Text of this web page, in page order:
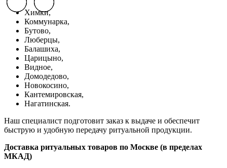
Химки,
Коммунарка,
Бутово,
Люберцы,
Балашиха,
Царицыно,
Видное,
Домодедово,
Новокосино,
Кантемировская,
Нагатинская.
Наш специалист подготовит заказ к выдаче и обеспечит
быструю и удобную передачу ритуальной продукции.
Доставка ритуальных товаров по Москве (в пределах
МКАД)
Previous slideNext slide
Previous slideNext slide
Previous slideNext slide